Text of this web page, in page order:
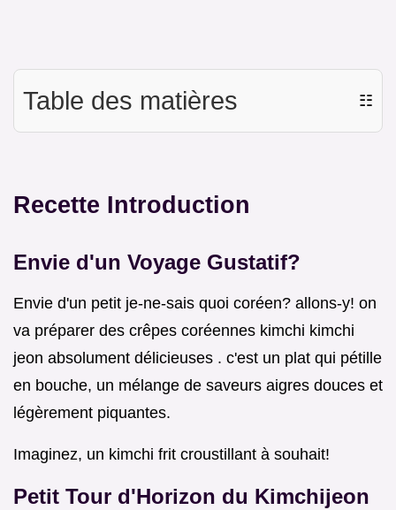
Table des matières ☷
Recette Introduction
Envie d'un Voyage Gustatif?
Envie d'un petit je-ne-sais quoi coréen? allons-y! on
va préparer des crêpes coréennes kimchi kimchi
jeon absolument délicieuses . c'est un plat qui pétille
en bouche, un mélange de saveurs aigres douces et
légèrement piquantes.
Imaginez, un kimchi frit croustillant à souhait!
Petit Tour d'Horizon du Kimchijeon